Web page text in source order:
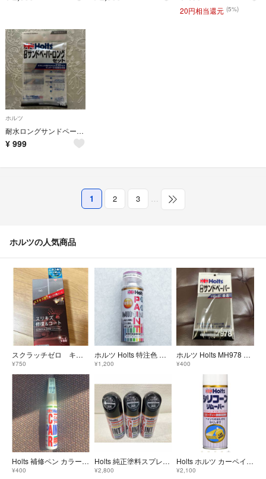
20円相当還元 (5%)
ホルツ
耐水ロングサンドペーパー MH-928
¥ 999
1 2 3 …
ホルツの人気商品
スクラッチゼロ キズ修復 ホルツ 車 擦り傷 修復 コート
¥750
ホルツ Holts 特注色 スプレー塗料 ホンダ ビート フェスティバルレッド
¥1,200
ホルツ Holts MH978 耐水サンドペーパー 93x114mm6P
¥400
Holts 補修ペン カラータッチ トヨタ T-48 583シャンパンメタリック
¥400
Holts 純正塗料スプレー カーペイント トヨタ車用 205 ブラックM
¥2,800
Holts ホルツ カーペイント シリコンリムーバー300 脱脂洗浄剤 300m
¥2,100